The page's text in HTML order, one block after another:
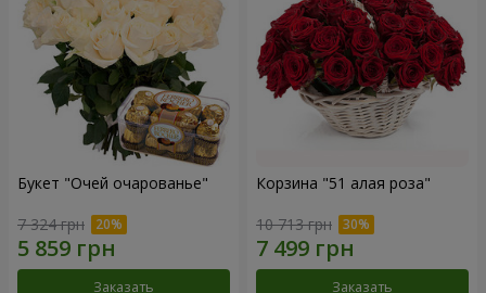
Букет "Очей очарованье"
7 324 грн
Заказать
Корзина "51 алая роза"
10 713 грн
Заказать